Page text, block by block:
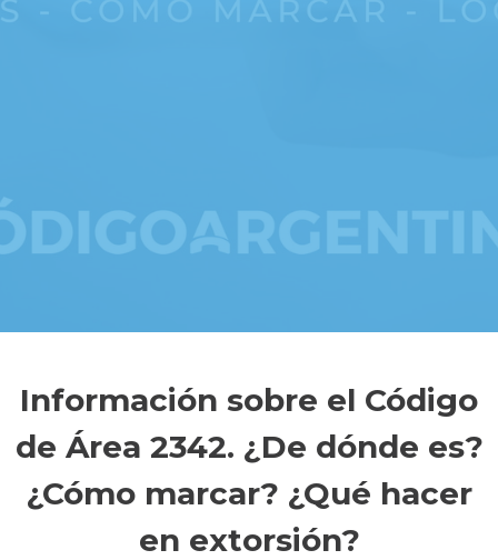
Información sobre el Código
de Área 2342. ¿De dónde es?
¿Cómo marcar? ¿Qué hacer
en extorsión?